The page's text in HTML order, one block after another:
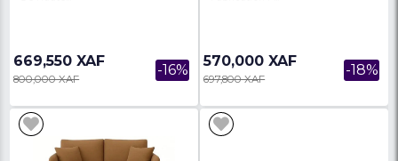
Salon SHU En Velours Haut De
Gamme 6 Places (3+2+1) - Velours
De Haute...
Salon 06 Places -
Synthétique - Mousse
Fabrication P...